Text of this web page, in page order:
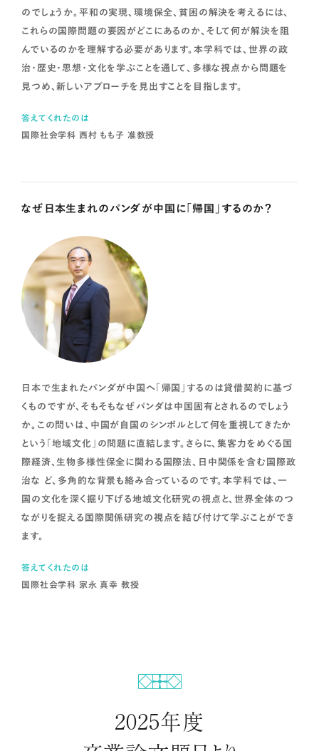
文化人類学
文化の相対性を理念とする文化人類学では、社会生活や人間活
動の各側面を実証的かつ統合的に研究します。個々の社会の文化
的伝統や歴史的文脈に触れながら、この学問の基本的な考え方に
ついて理解を深めます。
アメリカ研究（社会史）
17世紀の植民地時代から今日までの、女性とジェンダーを中心に
カリキュラム概要・授業・演習内容を
のでしょうか。平和の実現、環境保全、貧困の解決を考えるには、
これらの国際問題の要因がどこにあるのか、そして何が解決を阻
んでいるのかを理解する必要があります。本学科では、世界の政
治・歴史・思想・文化を学ぶことを通して、多様な視点から問題を
見つめ、新しいアプローチを見出すことを目指します。
答えてくれたのは
国際社会学科 西村 もも子 准教授
なぜ日本生まれのパンダが中国に「帰国」するのか？
日本で生まれたパンダが中国へ「帰国」するのは貸借契約に基づ
くものですが、そもそもなぜパンダは中国固有とされるのでしょう
か。この問いは、中国が自国のシンボルとして何を重視してきたか
という「地域文化」の問題に直結します。さらに、集客力をめぐる国
際経済、生物多様性保全に関わる国際法、日中関係を含む国際政
治な ど、多角的な背景も絡み合っているのです。本学科では、一
国の文化を深く掘り下げる地域文化研究の視点と、世界全体のつ
ながりを捉える国際関係研究の視点を結び付けて学ぶことができ
ます。
答えてくれたのは
国際社会学科 家永 真幸 教授
2025年度